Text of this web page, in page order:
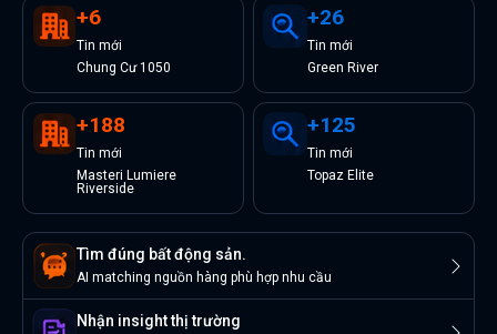
+6
Tin mới
Chung Cư 1050
+26
Tin mới
Green River
+188
Tin mới
Masteri Lumiere
Riverside
+125
Tin mới
Topaz Elite
Tìm đúng bất động sản.
AI matching nguồn hàng phù hợp nhu cầu
Nhận insight thị trường